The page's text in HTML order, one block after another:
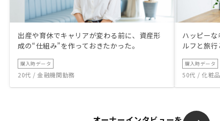
出産や育休でキャリアが変わる前に、資産形
成の“仕組み”を作っておきたかった。
購入時データ
20代 / 金融機関勤務
ハッピー
ルフと旅
購入時データ
50代 / 化粧